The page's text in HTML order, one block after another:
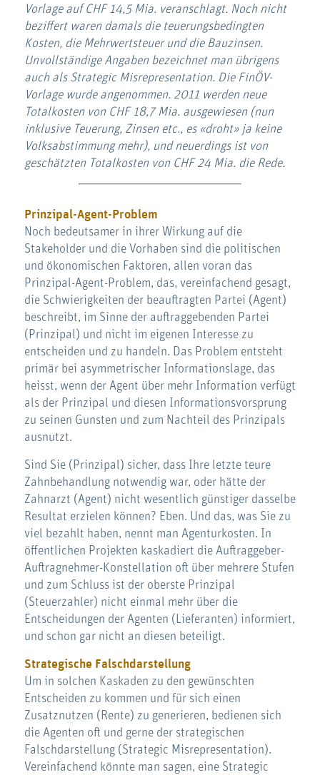
Vorlage auf CHF 14,5 Mia. veranschlagt. Noch nicht
beziffert waren damals die teuerungsbedingten
Kosten, die Mehrwertsteuer und die Bauzinsen.
Unvollständige Angaben bezeichnet man übrigens
auch als Strategic Misrepresentation. Die FinÖV-
Vorlage wurde angenommen. 2011 werden neue
Totalkosten von CHF 18,7 Mia. ausgewiesen (nun
inklusive Teuerung, Zinsen etc., es «droht» ja keine
Volksabstimmung mehr), und neuerdings ist von
geschätzten Totalkosten von CHF 24 Mia. die Rede.
Prinzipal-Agent-Problem
Noch bedeutsamer in ihrer Wirkung auf die
Stakeholder und die Vorhaben sind die politischen
und ökonomischen Faktoren, allen voran das
Prinzipal-Agent-Problem, das, vereinfachend gesagt,
die Schwierigkeiten der beauftragten Partei (Agent)
beschreibt, im Sinne der auftraggebenden Partei
(Prinzipal) und nicht im eigenen Interesse zu
entscheiden und zu handeln. Das Problem entsteht
primär bei asymmetrischer Informationslage, das
heisst, wenn der Agent über mehr Information verfügt
als der Prinzipal und diesen Informationsvorsprung
zu seinen Gunsten und zum Nachteil des Prinzipals
ausnutzt.
Sind Sie (Prinzipal) sicher, dass Ihre letzte teure
Zahnbehandlung notwendig war, oder hätte der
Zahnarzt (Agent) nicht wesentlich günstiger dasselbe
Resultat erzielen können? Eben. Und das, was Sie zu
viel bezahlt haben, nennt man Agenturkosten. In
öffentlichen Projekten kaskadiert die Auftraggeber-
Auftragnehmer-Konstellation oft über mehrere Stufen
und zum Schluss ist der oberste Prinzipal
(Steuerzahler) nicht einmal mehr über die
Entscheidungen der Agenten (Lieferanten) informiert,
und schon gar nicht an diesen beteiligt.
Strategische Falschdarstellung
Um in solchen Kaskaden zu den gewünschten
Entscheiden zu kommen und für sich einen
Zusatznutzen (Rente) zu generieren, bedienen sich
die Agenten oft und gerne der strategischen
Falschdarstellung (Strategic Misrepresentation).
Vereinfachend könnte man sagen, eine Strategic